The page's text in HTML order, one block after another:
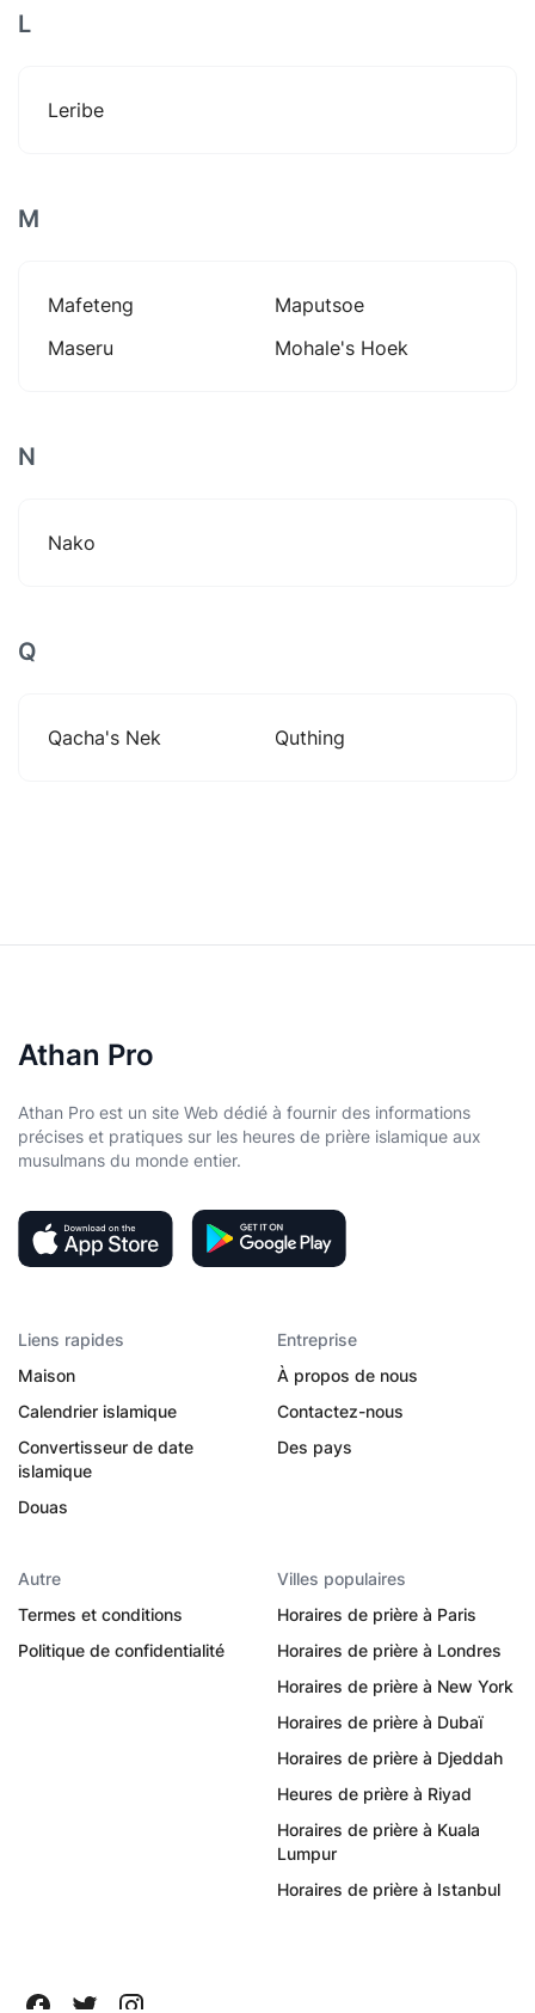
L
Leribe
M
Mafeteng
Maputsoe
Maseru
Mohale's Hoek
N
Nako
Q
Qacha's Nek Quthing
Athan Pro
Athan Pro est un site Web dédié à fournir des informations
précises et pratiques sur les heures de prière islamique aux
musulmans du monde entier.
Liens rapides
Maison
Calendrier islamique
Convertisseur de date
islamique
Douas
Entreprise
À propos de nous
Contactez-nous
Des pays
Autre
Termes et conditions
Politique de confidentialité
Villes populaires
Horaires de prière à Paris
Horaires de prière à Londres
Horaires de prière à New York
Horaires de prière à Dubaï
Horaires de prière à Djeddah
Heures de prière à Riyad
Horaires de prière à Kuala
Lumpur
Horaires de prière à Istanbul